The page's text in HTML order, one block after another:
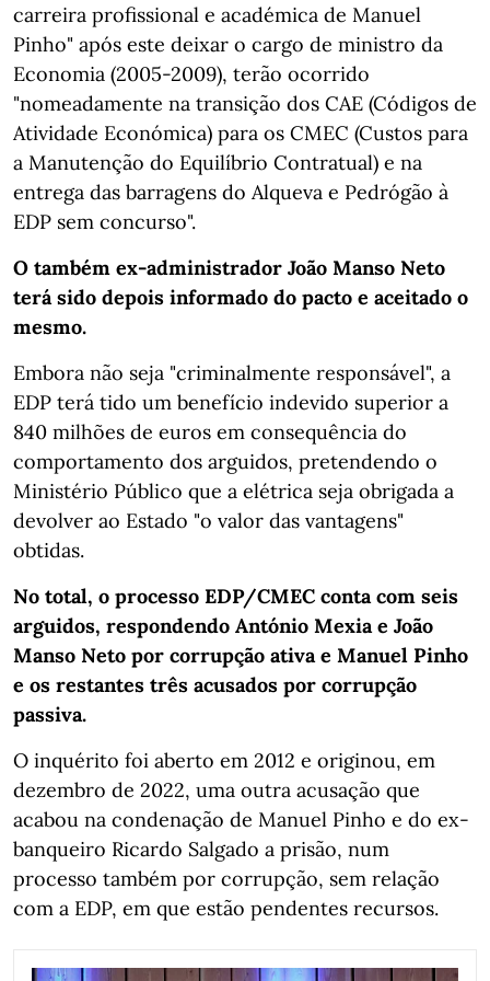
carreira profissional e académica de Manuel
Pinho" após este deixar o cargo de ministro da
Economia (2005-2009), terão ocorrido
"nomeadamente na transição dos CAE (Códigos de
Atividade Económica) para os CMEC (Custos para
a Manutenção do Equilíbrio Contratual) e na
entrega das barragens do Alqueva e Pedrógão à
EDP sem concurso".
O também ex-administrador João Manso Neto
terá sido depois informado do pacto e aceitado o
mesmo.
Embora não seja "criminalmente responsável", a
EDP terá tido um benefício indevido superior a
840 milhões de euros em consequência do
comportamento dos arguidos, pretendendo o
Ministério Público que a elétrica seja obrigada a
devolver ao Estado "o valor das vantagens"
obtidas.
No total, o processo EDP/CMEC conta com seis
arguidos, respondendo António Mexia e João
Manso Neto por corrupção ativa e Manuel Pinho
e os restantes três acusados por corrupção
passiva.
O inquérito foi aberto em 2012 e originou, em
dezembro de 2022, uma outra acusação que
acabou na condenação de Manuel Pinho e do ex-
banqueiro Ricardo Salgado a prisão, num
processo também por corrupção, sem relação
com a EDP, em que estão pendentes recursos.